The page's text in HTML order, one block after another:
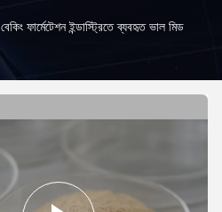
বেকিং ফার্মেটেশন ইন্ডাস্ট্রিতে ব্যবহৃত ভাল মিড